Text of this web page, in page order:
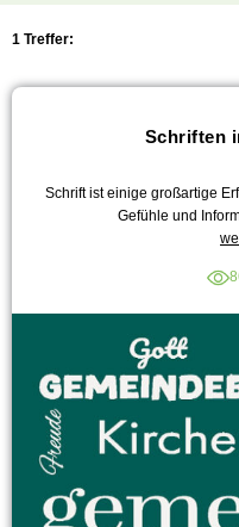
1 Treffer:
Schriften
Schrift ist einige großartige
Gefühle und